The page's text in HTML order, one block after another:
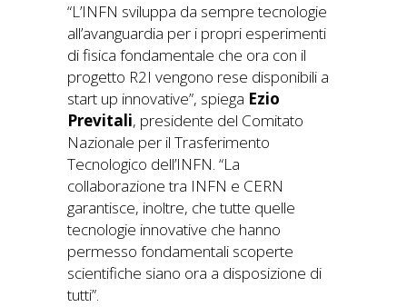
“L’INFN sviluppa da sempre tecnologie
all’avanguardia per i propri esperimenti
di fisica fondamentale che ora con il
progetto R2I vengono rese disponibili a
start up innovative”, spiega Ezio
Previtali, presidente del Comitato
Nazionale per il Trasferimento
Tecnologico dell’INFN. “La
collaborazione tra INFN e CERN
garantisce, inoltre, che tutte quelle
tecnologie innovative che hanno
permesso fondamentali scoperte
scientifiche siano ora a disposizione di
tutti”.